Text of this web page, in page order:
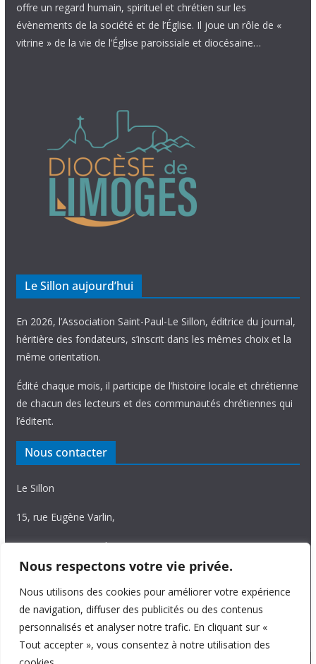
Nous respectons votre vie privée.
Nous utilisons des cookies pour améliorer votre expérience
de navigation, diffuser des publicités ou des contenus
personnalisés et analyser notre trafic. En cliquant sur «
Tout accepter », vous consentez à notre utilisation des
offre un regard humain, spirituel et chrétien sur les
évènements de la société et de l’Église. Il joue un rôle de «
vitrine » de la vie de l’Église paroissiale et diocésaine…
Le Sillon aujourd’hui
En 2026, l’Association Saint-Paul-Le Sillon, éditrice du journal,
héritière des fondateurs, s’inscrit dans les mêmes choix et la
même orientation.
Édité chaque mois, il participe de l’histoire locale et chrétienne
de chacun des lecteurs et des communautés chrétiennes qui
l’éditent.
Nous contacter
Le Sillon
15, rue Eugène Varlin,
87036 Limoges Cedex.
Tél. 05 55 06 14 15
Nous écrire